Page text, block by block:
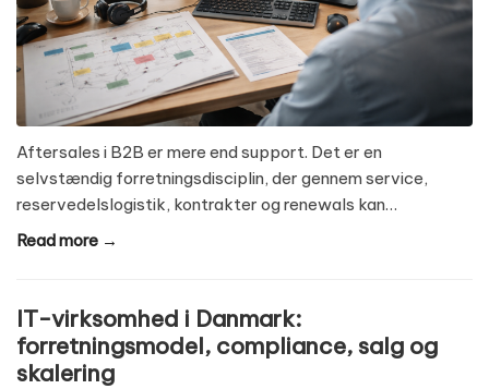
Aftersales i B2B er mere end support. Det er en
selvstændig forretningsdisciplin, der gennem service,
reservedelslogistik, kontrakter og renewals kan…
Read more →
IT-virksomhed i Danmark:
forretningsmodel, compliance, salg og
skalering